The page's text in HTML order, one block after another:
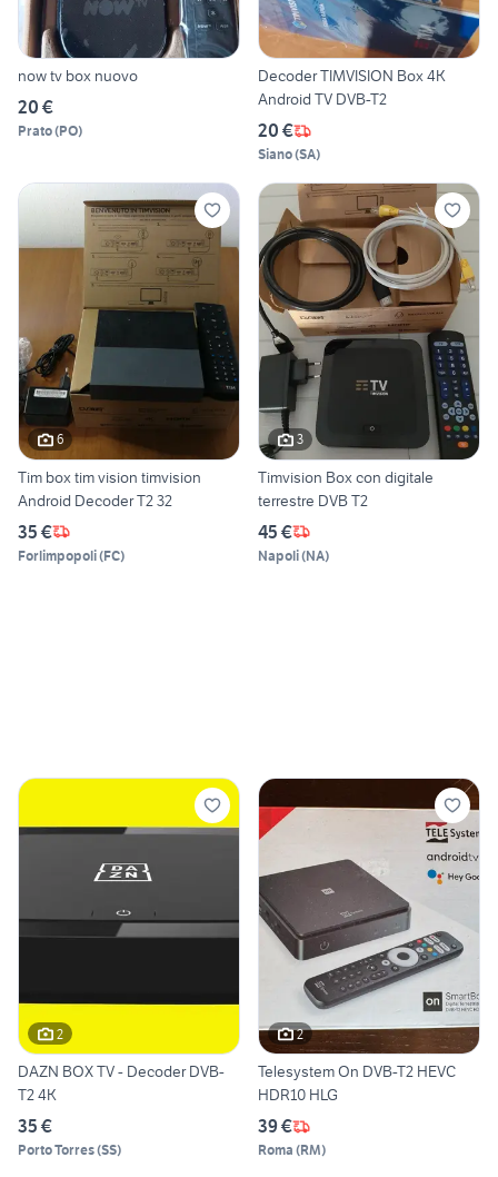
now tv box nuovo
20 €
Prato(PO)
Decoder TIMVISION Box 4K
Android TV DVB-T2
20 €
Siano(SA)
6
Tim box tim vision timvision
Android Decoder T2 32
35 €
Forlimpopoli(FC)
3
Timvision Box con digitale
terrestre DVB T2
45 €
Napoli(NA)
2
DAZN BOX TV - Decoder DVB-
T2 4K
35 €
Porto Torres(SS)
2
Telesystem On DVB-T2 HEVC
HDR10 HLG
39 €
Roma (RM)